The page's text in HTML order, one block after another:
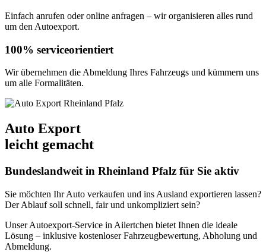
Einfach anrufen oder online anfragen – wir organisieren alles rund
um den Autoexport.
100% serviceorientiert
Wir übernehmen die Abmeldung Ihres Fahrzeugs und kümmern uns
um alle Formalitäten.
Auto Export
leicht gemacht
Bundeslandweit in Rheinland Pfalz für Sie aktiv
Sie möchten Ihr Auto verkaufen und ins Ausland exportieren lassen?
Der Ablauf soll schnell, fair und unkompliziert sein?
Unser Autoexport-Service in Ailertchen bietet Ihnen die ideale
Lösung – inklusive kostenloser Fahrzeugbewertung, Abholung und
Abmeldung.